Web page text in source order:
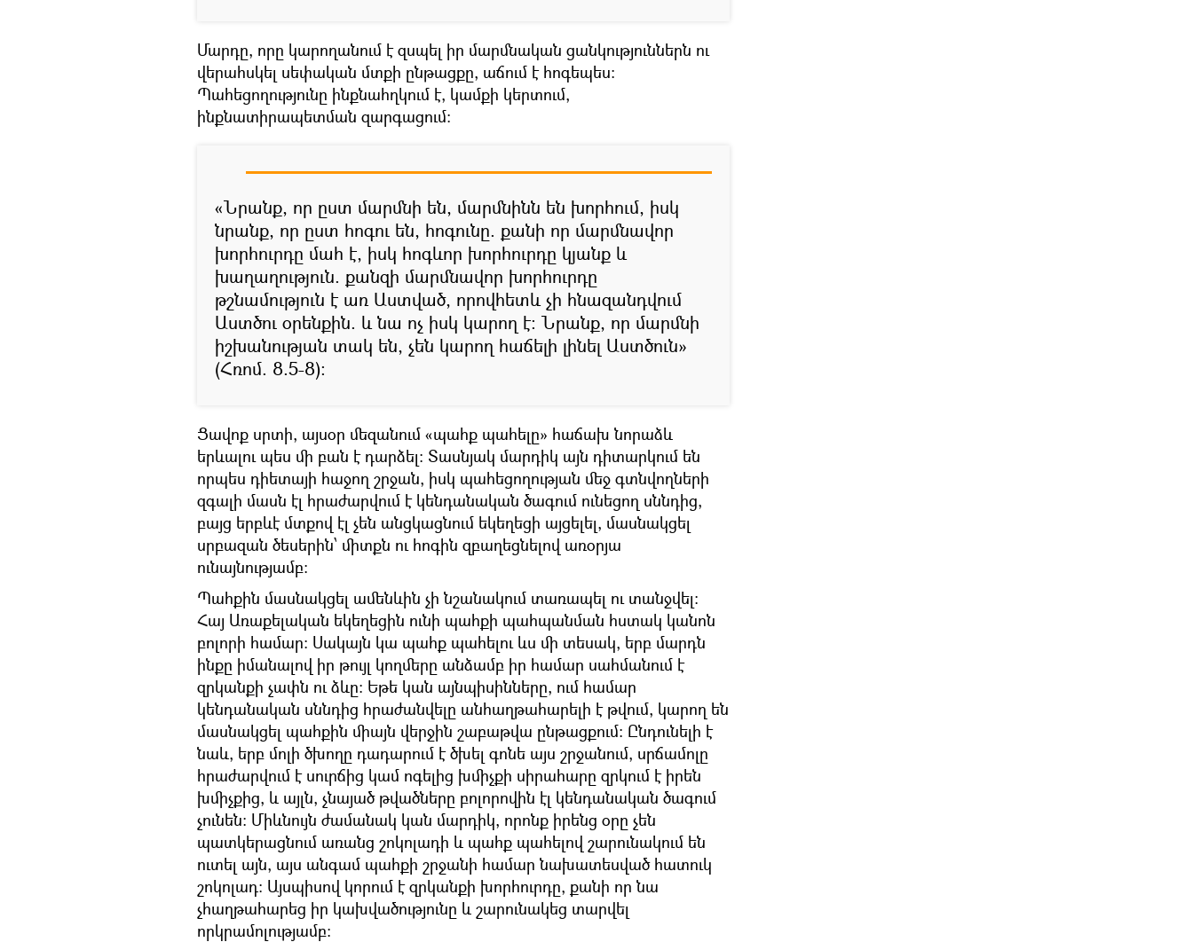
Մարդը, որը կարողանում է զսպել իր մարմնական ցանկություններն ու
վերահսկել սեփական մտքի ընթացքը, աճում է հոգեպես:
Պահեցողությունը ինքնահղկում է, կամքի կերտում,
ինքնատիրապետման զարգացում:
«Նրանք, որ ըստ մարմնի են, մարմնինն են խորհում, իսկ
նրանք, որ ըստ հոգու են, հոգունը. քանի որ մարմնավոր
խորհուրդը մահ է, իսկ հոգևոր խորհուրդը կյանք և
խաղաղություն. քանզի մարմնավոր խորհուրդը
թշնամություն է առ Աստված, որովհետև չի հնազանդվում
Աստծու օրենքին. և նա ոչ իսկ կարող է: Նրանք, որ մարմնի
իշխանության տակ են, չեն կարող հաճելի լինել Աստծուն»
(Հռոմ. 8.5-8):
Ցավոք սրտի, այսօր մեզանում «պահք պահելը» հաճախ նորաձև
երևալու պես մի բան է դարձել: Տասնյակ մարդիկ այն դիտարկում են
որպես դիետայի հաջող շրջան, իսկ պահեցողության մեջ գտնվողների
զգալի մասն էլ հրաժարվում է կենդանական ծագում ունեցող սննդից,
բայց երբևէ մտքով էլ չեն անցկացնում եկեղեցի այցելել, մասնակցել
սրբազան ծեսերին՝ միտքն ու հոգին զբաղեցնելով առօրյա
ունայնությամբ:
Պահքին մասնակցել ամենևին չի նշանակում տառապել ու տանջվել:
Հայ Առաքելական եկեղեցին ունի պահքի պահպանման հստակ կանոն
բոլորի համար: Սակայն կա պահք պահելու ևս մի տեսակ, երբ մարդն
ինքը իմանալով իր թույլ կողմերը անձամբ իր համար սահմանում է
զրկանքի չափն ու ձևը: Եթե կան այնպիսինները, ում համար
կենդանական սննդից հրաժանվելը անհաղթահարելի է թվում, կարող են
մասնակցել պահքին միայն վերջին շաբաթվա ընթացքում: Ընդունելի է
նաև, երբ մոլի ծխողը դադարում է ծխել գոնե այս շրջանում, սրճամոլը
հրաժարվում է սուրճից կամ ոգելից խմիչքի սիրահարը զրկում է իրեն
խմիչքից, և այլն, չնայած թվածները բոլորովին էլ կենդանական ծագում
չունեն: Միևնույն ժամանակ կան մարդիկ, որոնք իրենց օրը չեն
պատկերացնում առանց շոկոլադի և պահք պահելով շարունակում են
ուտել այն, այս անգամ պահքի շրջանի համար նախատեսված հատուկ
շոկոլադ: Այսպիսով կորում է զրկանքի խորհուրդը, քանի որ նա
չհաղթահարեց իր կախվածությունը և շարունակեց տարվել
որկրամոլությամբ: